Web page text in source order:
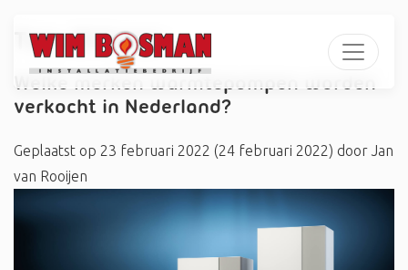
Tag:#Hiseer
Welke merken warmtepompen worden
verkocht in Nederland?
Geplaatst op 23 februari 2022 (24 februari 2022) door Jan
van Rooijen